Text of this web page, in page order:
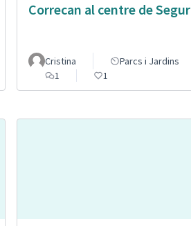
Correcan al centre de Segur
Cristina Parcs i Jardins
1
1